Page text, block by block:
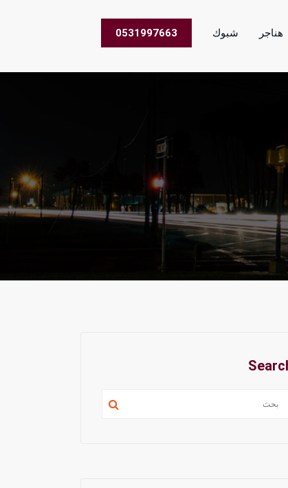
في جميع مناطق المملكة العربية السعودية
هناجر شبوك 0531997663